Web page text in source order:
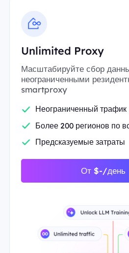
Unlimited Proxy
Масштабируйте сбор
неограниченными
smartproxy
Неограниченный трафик
Более 200 регионов по
Предсказуемые затраты
От $-/день